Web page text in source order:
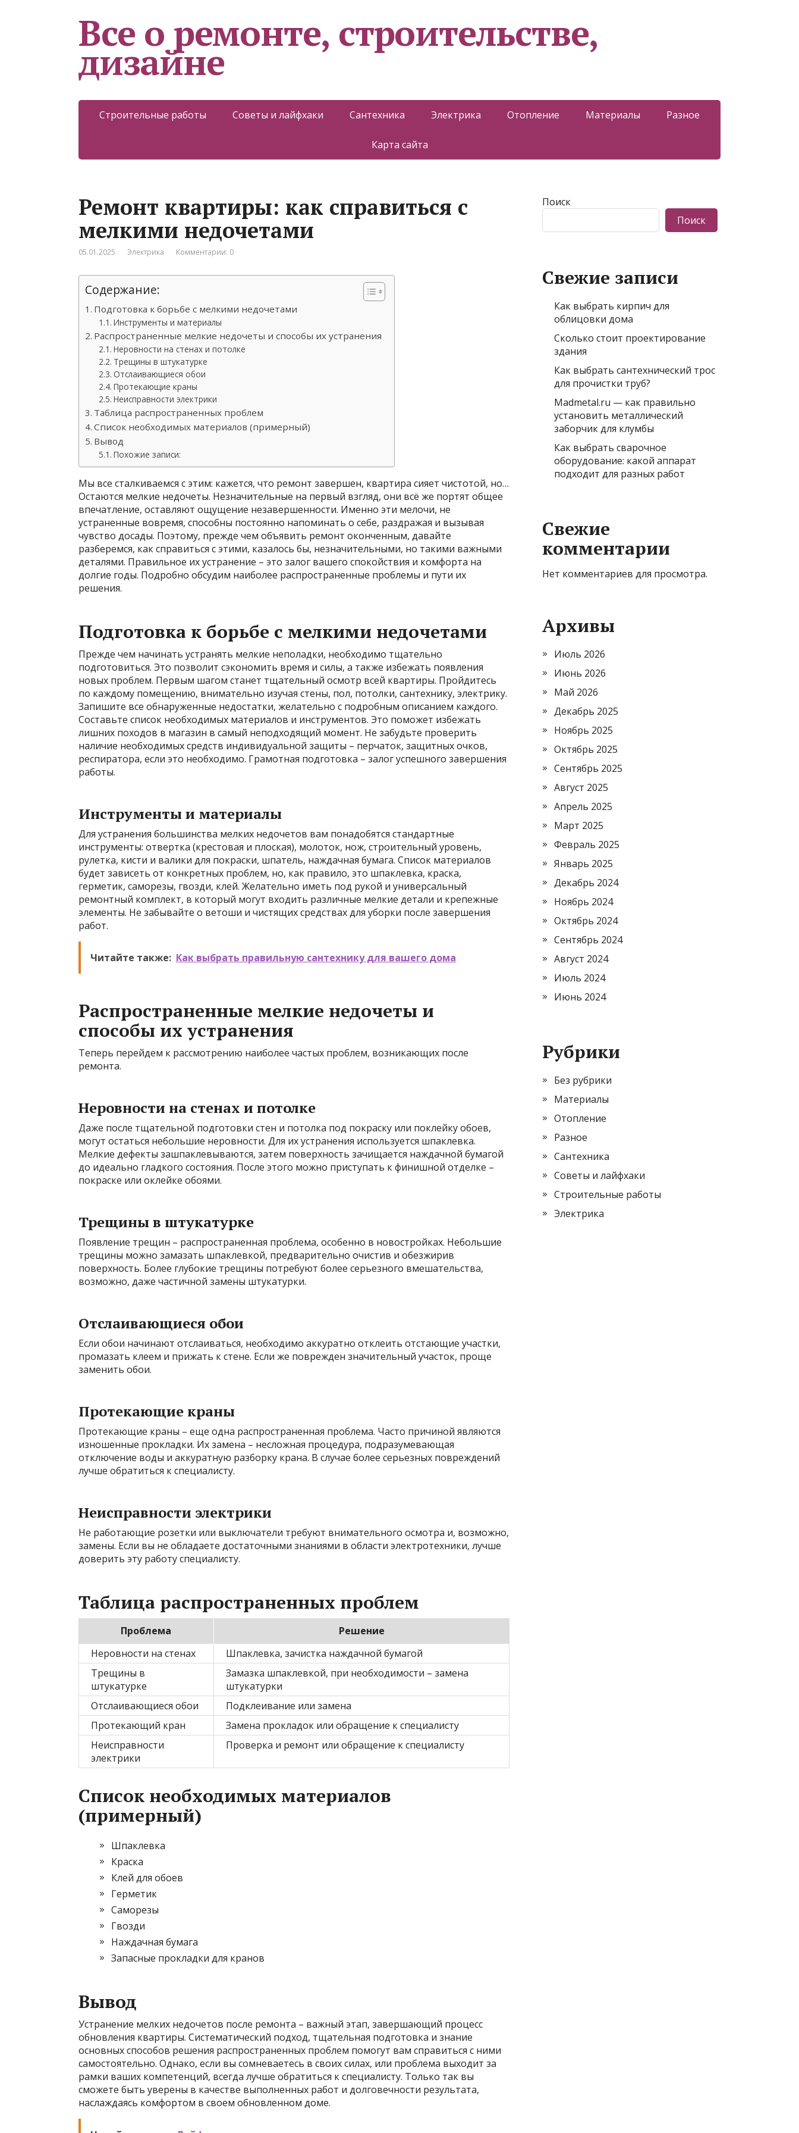
Все о ремонте, строительстве,
дизайне
Строительные работы Советы и лайфхаки Сантехника Электрика Отопление Материалы Разное
Карта сайта
Ремонт квартиры: как справиться с
мелкими недочетами
05.01.2025 Электрика Комментарии: 0
Содержание:
Подготовка к борьбе с мелкими недочетами
Инструменты и материалы
Распространенные мелкие недочеты и способы их устранения
Неровности на стенах и потолке
Трещины в штукатурке
Отслаивающиеся обои
Протекающие краны
Неисправности электрики
Таблица распространенных проблем
Список необходимых материалов (примерный)
Вывод
Похожие записи:
Мы все сталкиваемся с этим: кажется, что ремонт завершен, квартира сияет чистотой, но…
Остаются мелкие недочеты. Незначительные на первый взгляд, они всё же портят общее
впечатление, оставляют ощущение незавершенности. Именно эти мелочи, не
устраненные вовремя, способны постоянно напоминать о себе, раздражая и вызывая
чувство досады. Поэтому, прежде чем объявить ремонт оконченным, давайте
разберемся, как справиться с этими, казалось бы, незначительными, но такими важными
деталями. Правильное их устранение – это залог вашего спокойствия и комфорта на
долгие годы. Подробно обсудим наиболее распространенные проблемы и пути их
решения.
Подготовка к борьбе с мелкими недочетами
Прежде чем начинать устранять мелкие неполадки, необходимо тщательно
подготовиться. Это позволит сэкономить время и силы, а также избежать появления
новых проблем. Первым шагом станет тщательный осмотр всей квартиры. Пройдитесь
по каждому помещению, внимательно изучая стены, пол, потолки, сантехнику, электрику.
Запишите все обнаруженные недостатки, желательно с подробным описанием каждого.
Составьте список необходимых материалов и инструментов. Это поможет избежать
лишних походов в магазин в самый неподходящий момент. Не забудьте проверить
наличие необходимых средств индивидуальной защиты – перчаток, защитных очков,
респиратора, если это необходимо. Грамотная подготовка – залог успешного завершения
работы.
Инструменты и материалы
Для устранения большинства мелких недочетов вам понадобятся стандартные
инструменты: отвертка (крестовая и плоская), молоток, нож, строительный уровень,
рулетка, кисти и валики для покраски, шпатель, наждачная бумага. Список материалов
будет зависеть от конкретных проблем, но, как правило, это шпаклевка, краска,
герметик, саморезы, гвозди, клей. Желательно иметь под рукой и универсальный
ремонтный комплект, в который могут входить различные мелкие детали и крепежные
элементы. Не забывайте о ветоши и чистящих средствах для уборки после завершения
работ.
Читайте также: Как выбрать правильную сантехнику для вашего дома
Распространенные мелкие недочеты и
способы их устранения
Теперь перейдем к рассмотрению наиболее частых проблем, возникающих после
ремонта.
Неровности на стенах и потолке
Даже после тщательной подготовки стен и потолка под покраску или поклейку обоев,
могут остаться небольшие неровности. Для их устранения используется шпаклевка.
Мелкие дефекты зашпаклевываются, затем поверхность зачищается наждачной бумагой
до идеально гладкого состояния. После этого можно приступать к финишной отделке –
покраске или оклейке обоями.
Трещины в штукатурке
Появление трещин – распространенная проблема, особенно в новостройках. Небольшие
трещины можно замазать шпаклевкой, предварительно очистив и обезжирив
поверхность. Более глубокие трещины потребуют более серьезного вмешательства,
возможно, даже частичной замены штукатурки.
Отслаивающиеся обои
Если обои начинают отслаиваться, необходимо аккуратно отклеить отстающие участки,
промазать клеем и прижать к стене. Если же поврежден значительный участок, проще
заменить обои.
Протекающие краны
Протекающие краны – еще одна распространенная проблема. Часто причиной являются
изношенные прокладки. Их замена – несложная процедура, подразумевающая
отключение воды и аккуратную разборку крана. В случае более серьезных повреждений
лучше обратиться к специалисту.
Неисправности электрики
Не работающие розетки или выключатели требуют внимательного осмотра и, возможно,
замены. Если вы не обладаете достаточными знаниями в области электротехники, лучше
доверить эту работу специалисту.
Таблица распространенных проблем
Проблема
Решение
Неровности на стенах
Шпаклевка, зачистка наждачной бумагой
Трещины в
штукатурке
Замазка шпаклевкой, при необходимости – замена
штукатурки
Отслаивающиеся обои
Подклеивание или замена
Протекающий кран
Замена прокладок или обращение к специалисту
Неисправности
электрики
Проверка и ремонт или обращение к специалисту
Список необходимых материалов
(примерный)
Шпаклевка
Краска
Клей для обоев
Герметик
Саморезы
Гвозди
Наждачная бумага
Запасные прокладки для кранов
Вывод
Устранение мелких недочетов после ремонта – важный этап, завершающий процесс
обновления квартиры. Систематический подход, тщательная подготовка и знание
основных способов решения распространенных проблем помогут вам справиться с ними
самостоятельно. Однако, если вы сомневаетесь в своих силах, или проблема выходит за
рамки ваших компетенций, всегда лучше обратиться к специалисту. Только так вы
сможете быть уверены в качестве выполненных работ и долговечности результата,
наслаждаясь комфортом в своем обновленном доме.
Поиск
Поиск
Свежие записи
Как выбрать кирпич для
облицовки дома
Сколько стоит проектирование
здания
Как выбрать сантехнический трос
для прочистки труб?
Madmetal.ru — как правильно
установить металлический
заборчик для клумбы
Как выбрать сварочное
оборудование: какой аппарат
подходит для разных работ
Свежие
комментарии
Нет комментариев для просмотра.
Архивы
Июль 2026
Июнь 2026
Май 2026
Декабрь 2025
Ноябрь 2025
Октябрь 2025
Сентябрь 2025
Август 2025
Апрель 2025
Март 2025
Февраль 2025
Январь 2025
Декабрь 2024
Ноябрь 2024
Октябрь 2024
Сентябрь 2024
Август 2024
Июль 2024
Июнь 2024
Рубрики
Без рубрики
Материалы
Отопление
Разное
Сантехника
Советы и лайфхаки
Строительные работы
Электрика